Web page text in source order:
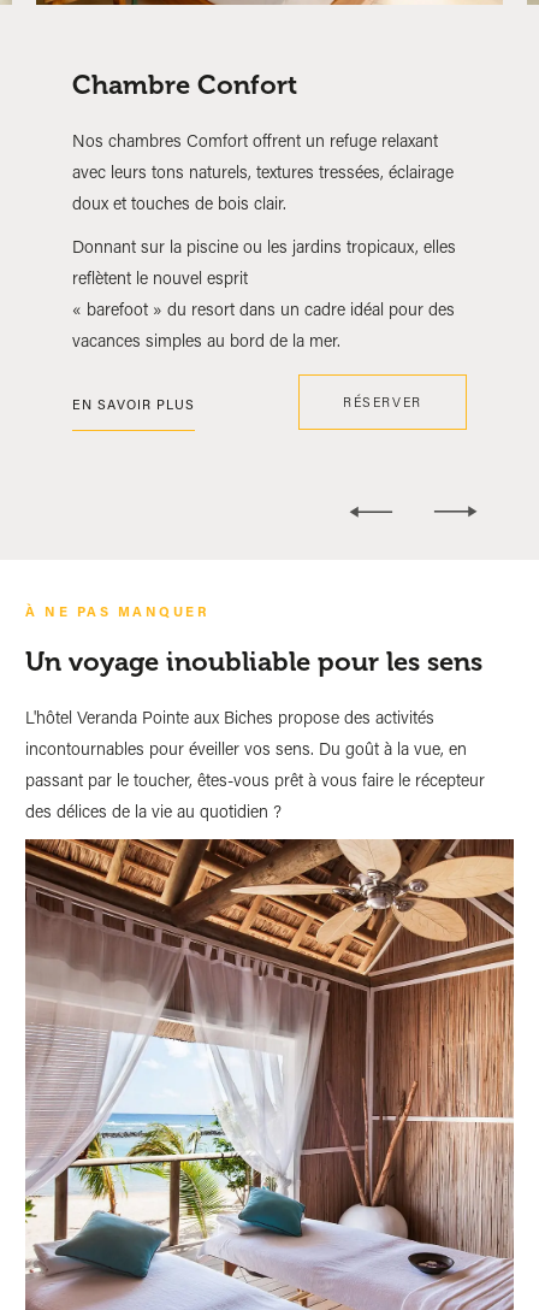
Chambre Confort
Nos chambres Comfort offrent un refuge relaxant
avec leurs tons naturels, textures tressées, éclairage
doux et touches de bois clair.
Donnant sur la piscine ou les jardins tropicaux, elles
reflètent le nouvel esprit
« barefoot » du resort dans un cadre idéal pour des
vacances simples au bord de la mer.
EN SAVOIR PLUS RÉSERVER
À NE PAS MANQUER
Un voyage inoubliable pour les sens
L'hôtel Veranda Pointe aux Biches propose des activités
incontournables pour éveiller vos sens. Du goût à la vue, en
passant par le toucher, êtes-vous prêt à vous faire le récepteur
des délices de la vie au quotidien ?